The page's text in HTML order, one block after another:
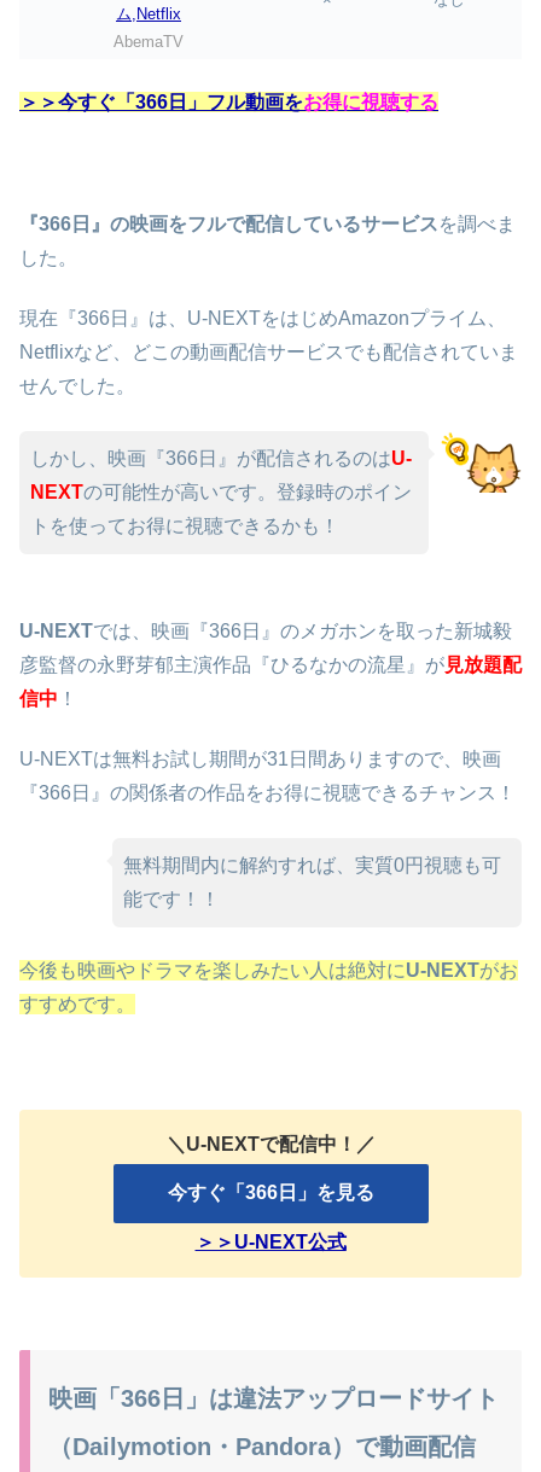
AbemaTV
＞＞今すぐ「366日」フル動画をお得に視聴する
『366日』の映画をフルで配信しているサービスを調べま
した。
現在『366日』は、U-NEXTをはじめAmazonプライム、
Netflixなど、どこの動画配信サービスでも配信されていま
せんでした。
しかし、映画『366日』が配信されるのはU-
NEXTの可能性が高いです。登録時のポイン
トを使ってお得に視聴できるかも！
U-NEXTでは、映画『366日』のメガホンを取った新城毅
彦監督の永野芽郁主演作品『ひるなかの流星』が見放題配
信中 ！
U-NEXTは無料お試し期間が31日間ありますので、映画
『366日』の関係者の作品をお得に視聴できるチャンス！
無料期間内に解約すれば、実質0円視聴も可
能です！！
今後も映画やドラマを楽しみたい人は絶対にU-NEXTがお
すすめです。
＼U-NEXTで配信中！／
今すぐ「366日」を見る
＞＞U-NEXT公式
映画「366日」は違法アップロードサイト
（Dailymotion・Pandora）で動画配信